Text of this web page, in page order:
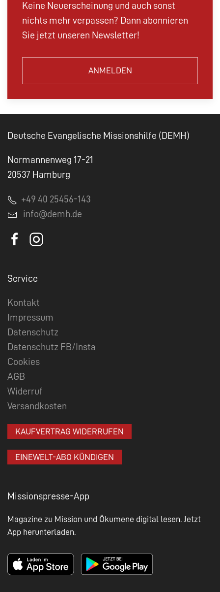
Keine Neuerscheinung und auch sonst
nichts mehr verpassen? Dann abonnieren
Sie jetzt unseren Newsletter!
ANMELDEN
Deutsche Evangelische Missionshilfe (DEMH)
Normannenweg 17-21
20537 Hamburg
+49 40 25456-143
info@demh.de
Service
Kontakt
Impressum
Datenschutz
Datenschutz FB/Insta
Cookies
AGB
Widerruf
Versandkosten
KAUFVERTRAG WIDERRUFEN
EINEWELT-ABO KÜNDIGEN
Missionspresse-App
Magazine zu Mission und Ökumene digital lesen. Jetzt
App herunterladen.